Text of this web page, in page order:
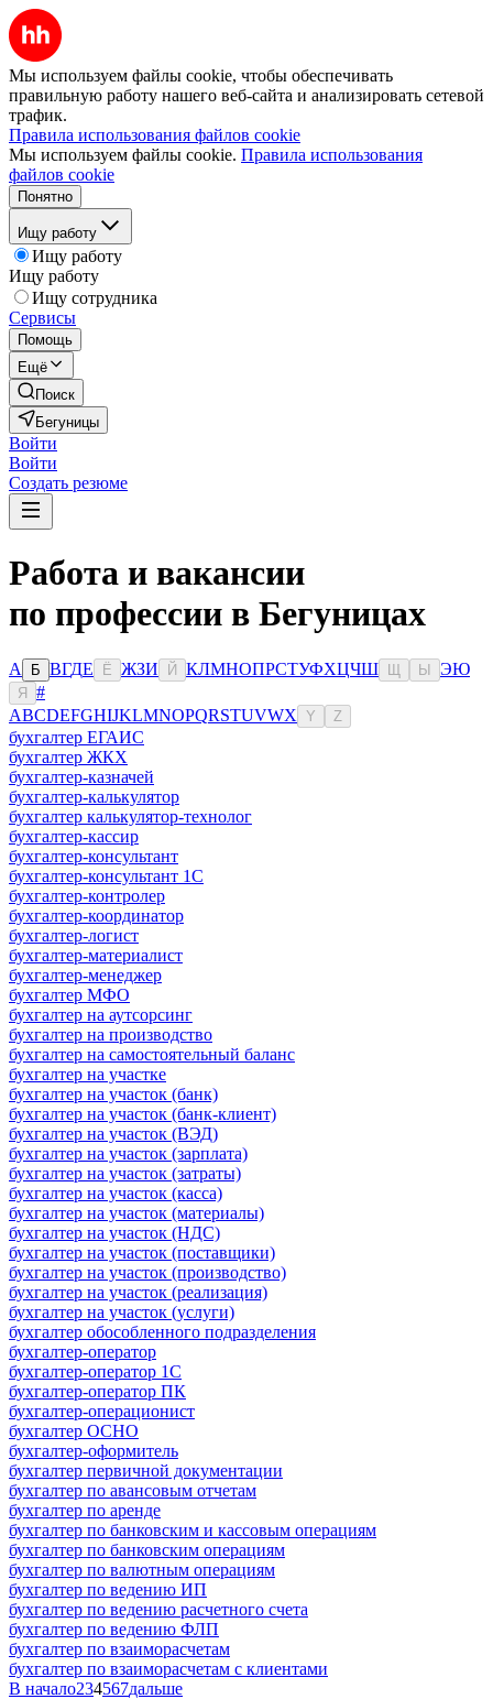
Мы используем файлы cookie, чтобы обеспечивать
правильную работу нашего веб-сайта и анализировать сетевой
трафик.
Правила использования файлов cookie
Мы используем файлы cookie. Правила использования
файлов cookie
Понятно
Ищу работу
Ищу работу
Ищу работу
Ищу сотрудника
Сервисы
Помощь
Ещё
Поиск
Бегуницы
Войти
Войти
Создать резюме
Работа и вакансии
по профессии в Бегуницах
А Б ВГДЕ Ё ЖЗИ Й КЛМНОПРСТУФХЦЧШ Ы ЭЮ
Я
#
ABCDEFGHIJKLMNOPQRSTUVWX Y Z
бухгалтер ЕГАИС
бухгалтер ЖКХ
бухгалтер-казначей
бухгалтер-калькулятор
бухгалтер калькулятор-технолог
бухгалтер-кассир
бухгалтер-консультант
бухгалтер-консультант 1С
бухгалтер-контролер
бухгалтер-координатор
бухгалтер-логист
бухгалтер-материалист
бухгалтер-менеджер
бухгалтер МФО
бухгалтер на аутсорсинг
бухгалтер на производство
бухгалтер на самостоятельный баланс
бухгалтер на участке
бухгалтер на участок (банк)
бухгалтер на участок (банк-клиент)
бухгалтер на участок (ВЭД)
бухгалтер на участок (зарплата)
бухгалтер на участок (затраты)
бухгалтер на участок (касса)
бухгалтер на участок (материалы)
бухгалтер на участок (НДС)
бухгалтер на участок (поставщики)
бухгалтер на участок (производство)
бухгалтер на участок (реализация)
бухгалтер на участок (услуги)
бухгалтер обособленного подразделения
бухгалтер-оператор
бухгалтер-оператор 1С
бухгалтер-оператор ПК
бухгалтер-операционист
бухгалтер ОСНО
бухгалтер-оформитель
бухгалтер первичной документации
бухгалтер по авансовым отчетам
бухгалтер по аренде
бухгалтер по банковским и кассовым операциям
бухгалтер по банковским операциям
бухгалтер по валютным операциям
бухгалтер по ведению ИП
бухгалтер по ведению расчетного счета
бухгалтер по ведению ФЛП
бухгалтер по взаиморасчетам
бухгалтер по взаиморасчетам с клиентами
В начало234567дальше